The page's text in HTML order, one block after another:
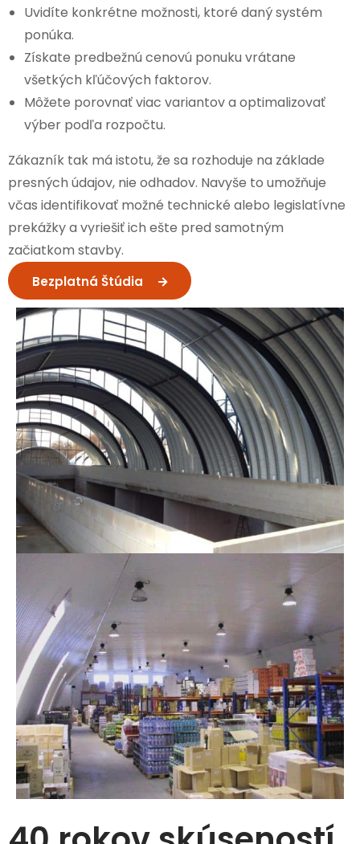
Uvidíte konkrétne možnosti, ktoré daný systém
ponúka.
Získate predbežnú cenovú ponuku vrátane
všetkých kľúčových faktorov.
Môžete porovnať viac variantov a optimalizovať
výber podľa rozpočtu.
Zákazník tak má istotu, že sa rozhoduje na základe
presných údajov, nie odhadov. Navyše to umožňuje
včas identifikovať možné technické alebo legislatívne
prekážky a vyriešiť ich ešte pred samotným
začiatkom stavby.
Bezplatná Štúdia